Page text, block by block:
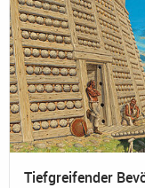
Tiefgreifender